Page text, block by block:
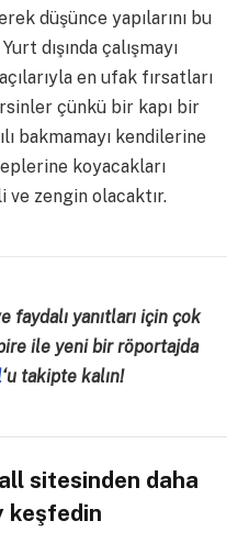
düşünce yapılarını bu
dışında çalışmayı
en ufak fırsatları
çünkü bir kapı bir
bakmamayı kendilerine
koyacakları
zengin olacaktır.
faydalı yanıtları için çok
ile yeni bir röportajda
‘u takipte kalın!
sitesinden daha
keşfedin